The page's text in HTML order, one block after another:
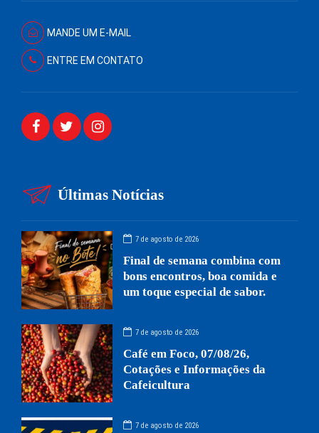
MANDE UM E-MAIL
ENTRE EM CONTATO
Últimas Notícias
7 de agosto de 2026
Final de semana combina com
bons encontros, boa comida e
um toque especial de sabor.
7 de agosto de 2026
Café em Foco, 07/08/26,
Cotações e Informações da
Cafeicultura
7 de agosto de 2026